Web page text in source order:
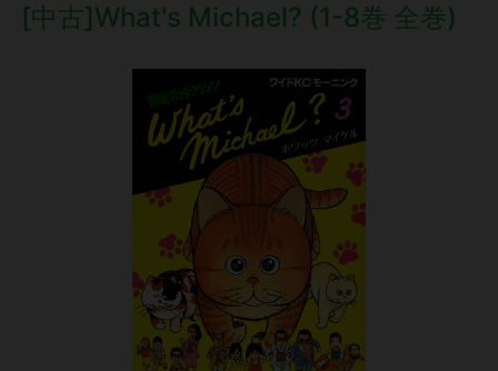
[中古]What's Michael? (1-8巻 全巻)